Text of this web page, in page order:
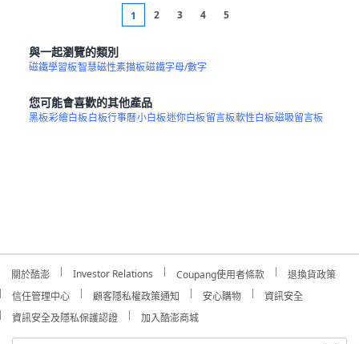
1 2 3 4 5
與一起瀏覽的類別
磁鐵學習板智慧磁性素描板磁鐵字母/數字
您可能會喜歡的其他產品
黑板彩繪白板白板行事曆小白板迷你白板留言板軟性白板磁吸留言板
關於酷澎 Investor Relations Coupang使用者條款
退換貨政策
信任管理中心
顧客隱私權政策通知 安心購物
資訊安全
資訊安全及隱私保護認證
加入酷澎商城